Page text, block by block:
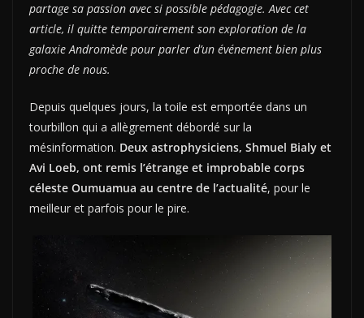
partage sa passion avec si possible pédagogie. Avec cet
article, il quitte temporairement son exploration de la
galaxie Andromède pour parler d’un événement bien plus
proche de nous.
Depuis quelques jours, la toile est emportée dans un
tourbillon qui a allègrement débordé sur la
mésinformation. Deux astrophysiciens, Shmuel Bialy et
Avi Loeb, ont remis l’étrange et improbable corps
céleste Oumuamua au centre de l’actualité, pour le
meilleur et parfois pour le pire.